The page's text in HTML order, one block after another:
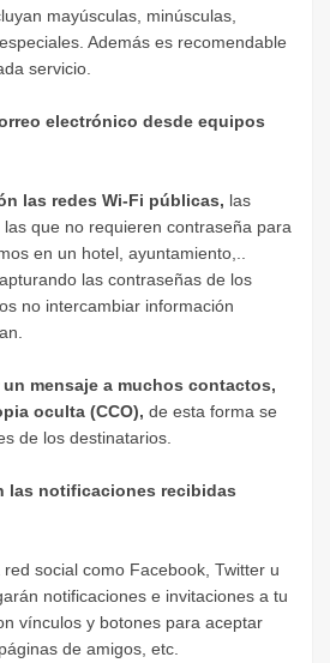
mayúsculas, minúsculas,
Además es recomendable
servicio.
electrónico desde equipos
las redes Wi-Fi públicas, las
que no requieren contraseña para
en un hotel, ayuntamiento,..
las contraseñas de los
no intercambiar información
un mensaje a muchos contactos,
oculta (CCO), de esta forma se
de los destinatarios.
las notificaciones recibidas
social como Facebook, Twitter u
notificaciones e invitaciones a tu
vínculos y botones para aceptar
de amigos, etc.